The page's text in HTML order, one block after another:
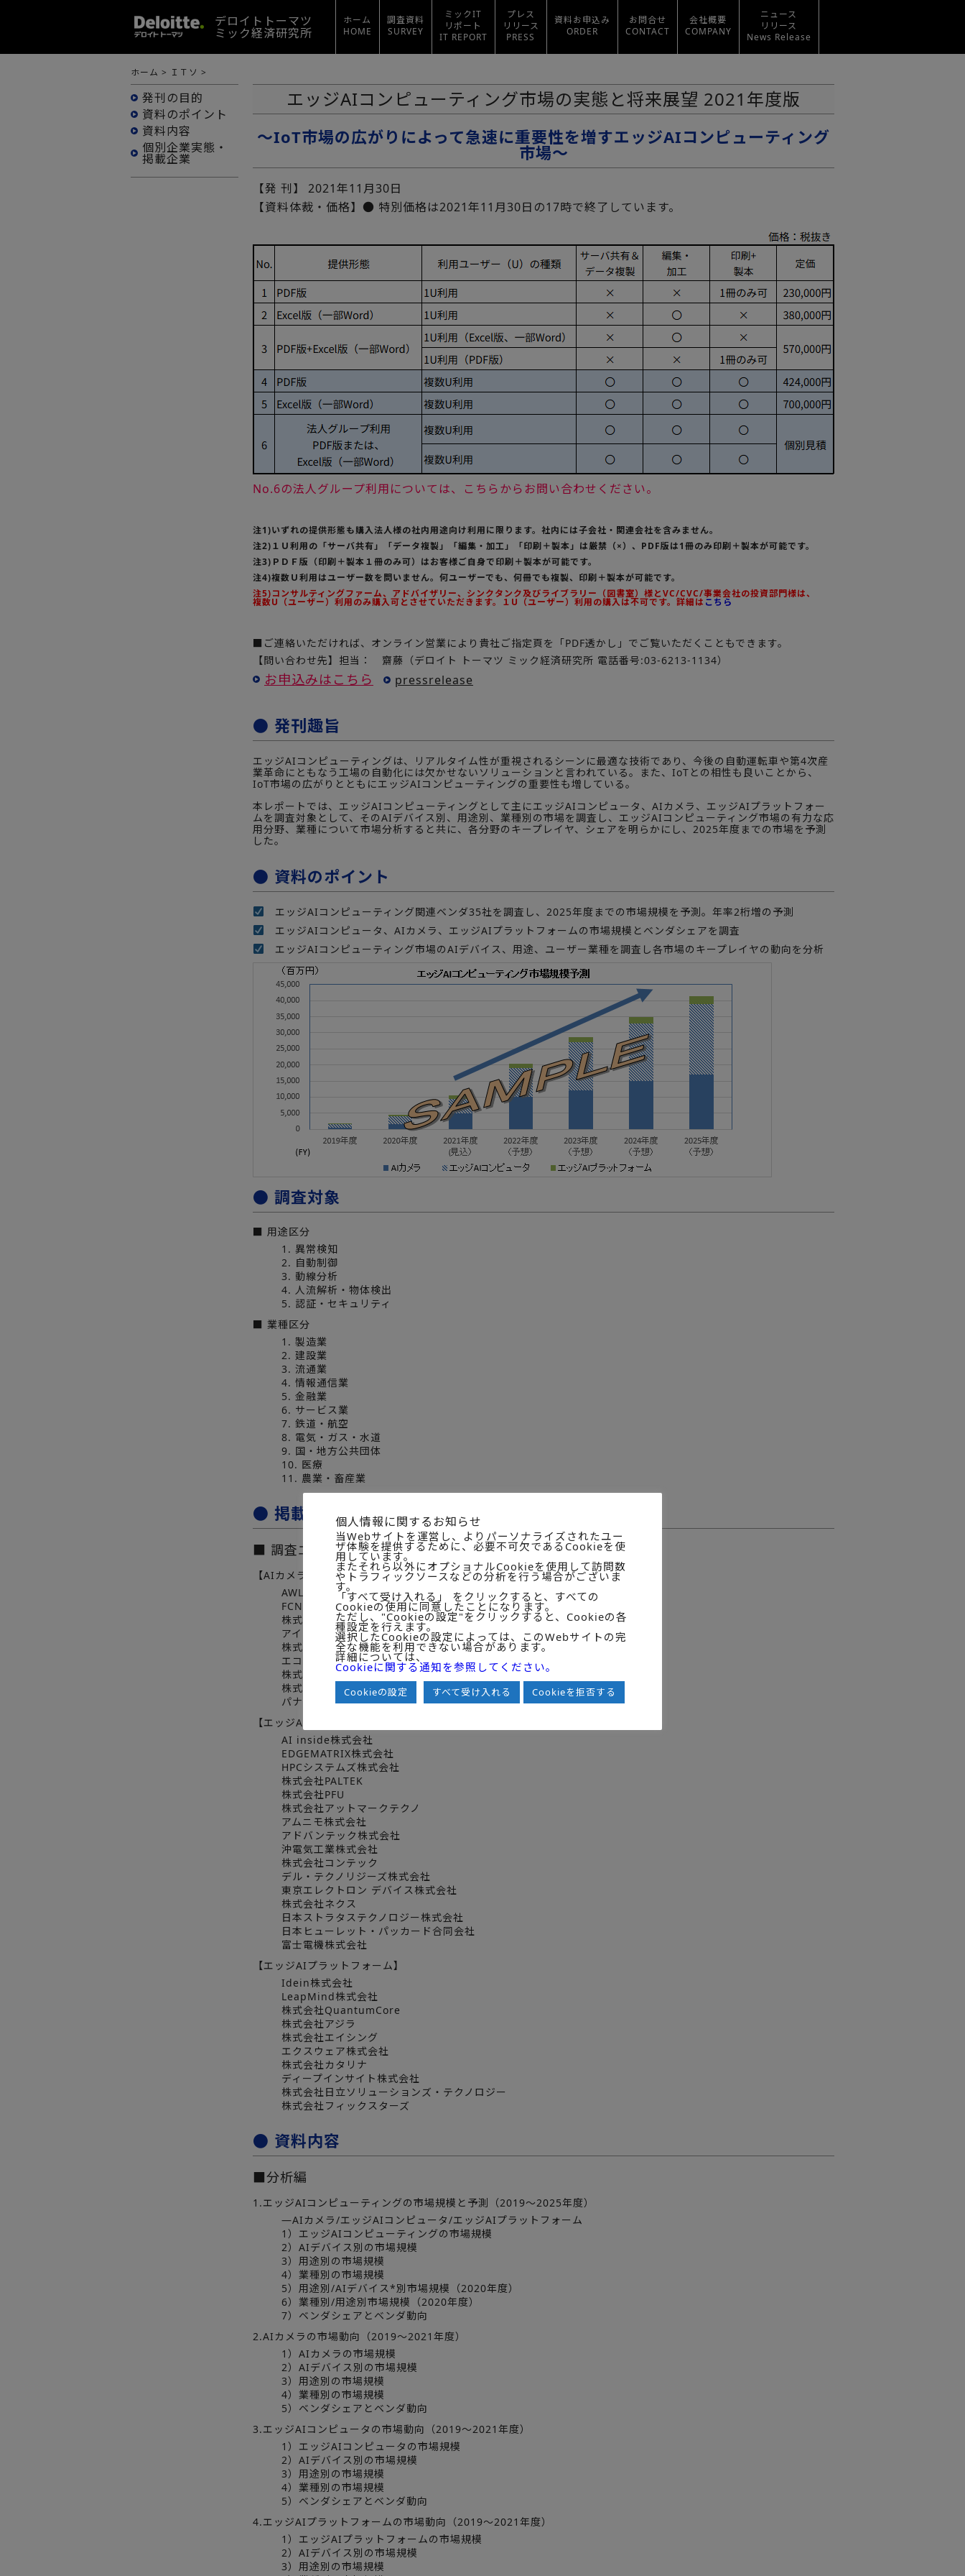
デロイトトーマツ
ミック経済研究所
ホーム
HOME
調査資料
SURVEY
ミックIT
リポート
IT REPORT
プレス
リリース
PRESS
資料お申込み
ORDER
お問合せ
CONTACT
会社概要
COMPANY
ニュース
リリース
News Release
ホーム > ＩＴソ >
発刊の目的
資料のポイント
資料内容
個別企業実態・
掲載企業
エッジAIコンピューティング市場の実態と将来展望 2021年度版
～IoT市場の広がりによって急速に重要性を増すエッジAIコンピューティング
市場～
【発 刊】
2021年11月30日
【資料体裁・価格】● 特別価格は2021年11月30日の17時で終了しています。
No.6の法人グループ利用については、こちらからお問い合わせください。
注1)いずれの提供形態も購入法人様の社内用途向け利用に限ります。社内には子会社・関連会社を含みません。
注2)１Ｕ利用の「サーバ共有」「データ複製」「編集・加工」「印刷＋製本」は厳禁（×）、PDF版は1冊のみ印刷＋製本が可能です。
注3)ＰＤＦ版（印刷＋製本１冊のみ可）はお客様ご自身で印刷＋製本が可能です。
注4)複数Ｕ利用はユーザー数を問いません。何ユーザーでも、何冊でも複製、印刷＋製本が可能です。
注5)コンサルティングファーム、アドバイザリー、シンクタンク及びライブラリー（図書室）様とVC/CVC/事業会社の投資部門様は、
複数U（ユーザー）利用のみ購入可とさせていただきます。１U（ユーザー）利用の購入は不可です。詳細は こちら
■ご連絡いただければ、オンライン営業により貴社ご指定頁を「PDF透かし」でご覧いただくこともできます。
【問い合わせ先】担当： 齋藤（デロイト トーマツ ミック経済研究所 電話番号:03-6213-1134）
お申込みはこちら pressrelease
● 発刊趣旨
エッジAIコンピューティングは、リアルタイム性が重視されるシーンに最適な技術であり、今後の自動運転車や第4次産
業革命にともなう工場の自動化には欠かせないソリューションと言われている。また、IoTとの相性も良いことから、
IoT市場の広がりとともにエッジAIコンピューティングの重要性も増している。
本レポートでは、エッジAIコンピューティングとして主にエッジAIコンピュータ、AIカメラ、エッジAIプラットフォー
ムを調査対象として、そのAIデバイス別、用途別、業種別の市場を調査し、エッジAIコンピューティング市場の有力な応
用分野、業種について市場分析すると共に、各分野のキープレイヤ、シェアを明らかにし、2025年度までの市場を予測
した。
● 資料のポイント
エッジAIコンピューティング関連ベンダ35社を調査し、2025年度までの市場規模を予測。年率2桁増の予測
エッジAIコンピュータ、AIカメラ、エッジAIプラットフォームの市場規模とベンダシェアを調査
エッジAIコンピューティング市場のAIデバイス、用途、ユーザー業種を調査し各市場のキープレイヤの動向を分析
● 調査対象
■ 用途区分
1. 異常検知
2. 自動制御
3. 動線分析
4. 人流解析・物体検出
5. 認証・セキュリティ
■ 業種区分
1. 製造業
2. 建設業
3. 流通業
4. 情報通信業
5. 金融業
6. サービス業
7. 鉄道・航空
8. 電気・ガス・水道
9. 国・地方公共団体
10. 医療
11. 農業・畜産業
● 掲載企業
■ 調査エッジAIベンダ（35社）
【AIカメラ】
AWL株式会社
FCNT株式会社
株式会社JVCケンウッド
アイリスオーヤマ株式会社
株式会社イクシス
エコモット株式会社
株式会社ソラコム
株式会社ネクストシステム
パナソニック株式会社
【エッジAIコンピュータ】
AI inside株式会社
EDGEMATRIX株式会社
HPCシステムズ株式会社
株式会社PALTEK
株式会社PFU
株式会社アットマークテクノ
アムニモ株式会社
アドバンテック株式会社
沖電気工業株式会社
株式会社コンテック
デル・テクノリジーズ株式会社
東京エレクトロン デバイス株式会社
株式会社ネクス
日本ストラタステクノロジー株式会社
日本ヒューレット・パッカード合同会社
富士電機株式会社
【エッジAIプラットフォーム】
Idein株式会社
LeapMind株式会社
株式会社QuantumCore
株式会社アジラ
株式会社エイシング
エクスウェア株式会社
株式会社カタリナ
ディープインサイト株式会社
株式会社日立ソリューションズ・テクノロジー
株式会社フィックスターズ
● 資料内容
■分析編
1.エッジAIコンピューティングの市場規模と予測（2019～2025年度）
―AIカメラ/エッジAIコンピュータ/エッジAIプラットフォーム
1）エッジAIコンピューティングの市場規模
2）AIデバイス別の市場規模
3）用途別の市場規模
4）業種別の市場規模
5）用途別/AIデバイス*別市場規模（2020年度）
6）業種別/用途別市場規模（2020年度）
7）ベンダシェアとベンダ動向
2.AIカメラの市場動向（2019～2021年度）
1）AIカメラの市場規模
2）AIデバイス別の市場規模
3）用途別の市場規模
4）業種別の市場規模
5）ベンダシェアとベンダ動向
3.エッジAIコンピュータの市場動向（2019～2021年度）
1）エッジAIコンピュータの市場規模
2）AIデバイス別の市場規模
3）用途別の市場規模
4）業種別の市場規模
5）ベンダシェアとベンダ動向
4.エッジAIプラットフォームの市場動向（2019～2021年度）
1）エッジAIプラットフォームの市場規模
2）AIデバイス別の市場規模
3）用途別の市場規模
個人情報に関するお知らせ
当Webサイトを運営し、よりパーソナライズされたユー
ザ体験を提供するために、必要不可欠であるCookieを使
用しています。
またそれら以外にオプショナルCookieを使用して訪問数
やトラフィックソースなどの分析を行う場合がございま
す。
「すべて受け入れる」 をクリックすると、すべての
Cookieの使用に同意したことになります。
ただし、"Cookieの設定"をクリックすると、Cookieの各
種設定を行えます。
選択したCookieの設定によっては、このWebサイトの完
全な機能を利用できない場合があります。
詳細については、
Cookieに関する通知を参照してください。
Cookieの設定 すべて受け入れる Cookieを拒否する